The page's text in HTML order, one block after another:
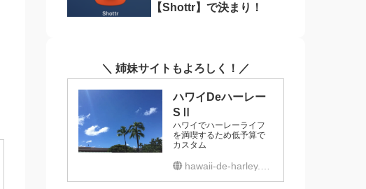
【Shottr】で決まり！
＼ 姉妹サイトもよろしく！／
ハワイDeハーレー
SⅡ
ハワイでハーレーライフ
を満喫するため低予算で
カスタム
hawaii-de-harley.com